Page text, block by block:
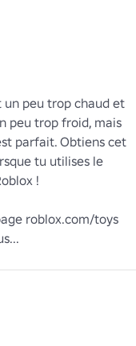
un peu trop chaud et
peu trop froid, mais
parfait. Obtiens cet
tu utilises le
!
roblox.com/toys